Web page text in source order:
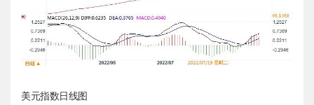
美元指数日线图